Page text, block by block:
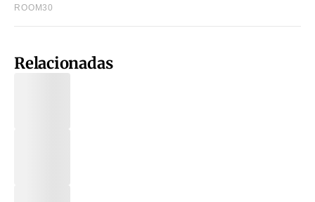
Relacionadas